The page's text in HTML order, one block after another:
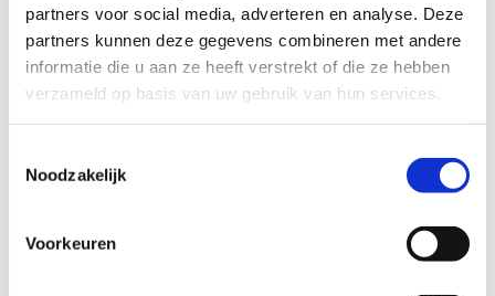
partners voor social media, adverteren en analyse. Deze
partners kunnen deze gegevens combineren met andere
informatie die u aan ze heeft verstrekt of die ze hebben
verzameld op basis van uw gebruik van hun services.
Noodzakelijk
Voorkeuren
Binnenkort wordt er meer programma
bekendgemaakt.
Over dit artikel
11 maart 2024